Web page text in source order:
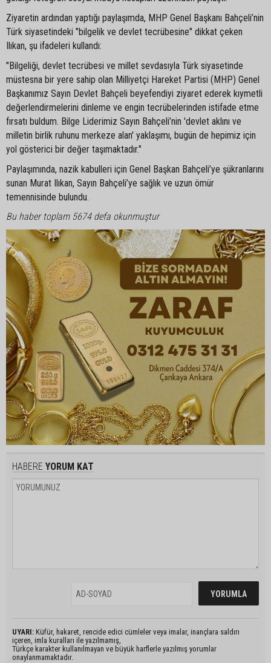
Ziyaretin ardından yaptığı paylaşımda, MHP Genel Başkanı Bahçeli’nin
Türk siyasetindeki "bilgelik ve devlet tecrübesine" dikkat çeken
Ilıkan, şu ifadeleri kullandı:
"Bilgeliği, devlet tecrübesi ve millet sevdasıyla Türk siyasetinde
müstesna bir yere sahip olan Milliyetçi Hareket Partisi (MHP) Genel
Başkanımız Sayın Devlet Bahçeli beyefendiyi ziyaret ederek kıymetli
değerlendirmelerini dinleme ve engin tecrübelerinden istifade etme
fırsatı buldum. Bilge Liderimiz Sayın Bahçeli’nin 'devlet aklını ve
milletin birlik ruhunu merkeze alan' yaklaşımı, bugün de hepimiz için
yol gösterici bir değer taşımaktadır."
Paylaşımında, nazik kabulleri için Genel Başkan Bahçeli’ye şükranlarını
sunan Murat Ilıkan, Sayın Bahçeli’ye sağlık ve uzun ömür
temennisinde bulundu.
Bu haber toplam 5674 defa okunmuştur
HABERE YORUM KAT
UYARI: Küfür, hakaret, rencide edici cümleler veya imalar, inançlara saldırı
içeren, imla kuralları ile yazılmamış,
Türkçe karakter kullanılmayan ve büyük harflerle yazılmış yorumlar
onaylanmamaktadır.